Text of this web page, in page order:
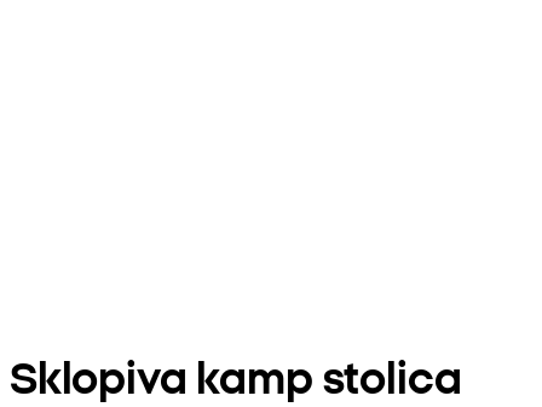
Sklopiva kamp stolica